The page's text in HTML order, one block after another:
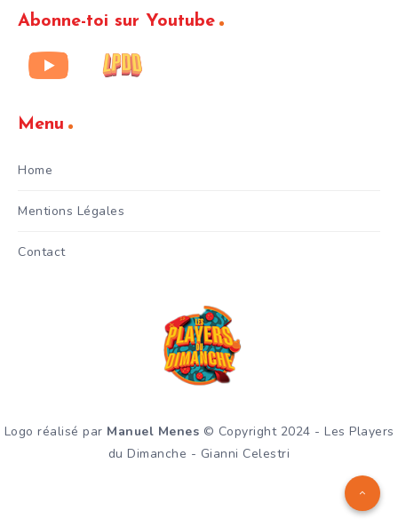
Abonne-toi sur Youtube
Menu
Home
Mentions Légales
Contact
Logo réalisé par Manuel Menes © Copyright 2024 - Les Players
du Dimanche - Gianni Celestri